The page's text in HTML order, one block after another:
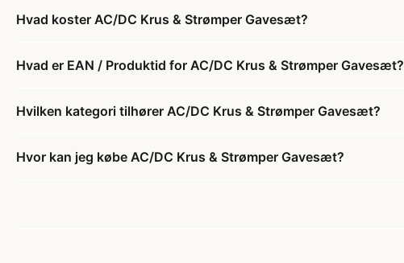
Hvad koster AC/DC Krus & Strømper Gavesæt?
Hvad er EAN / Produktid for AC/DC Krus & Strømper Gavesæt?
Hvilken kategori tilhører AC/DC Krus & Strømper Gavesæt?
Hvor kan jeg købe AC/DC Krus & Strømper Gavesæt?